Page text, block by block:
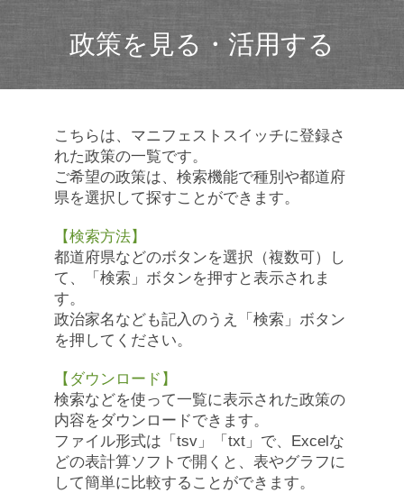
政策を見る・活用する
こちらは、マニフェストスイッチに登録さ
れた政策の一覧です。
ご希望の政策は、検索機能で種別や都道府
県を選択して探すことができます。
【検索方法】
都道府県などのボタンを選択（複数可）し
て、「検索」ボタンを押すと表示されま
す。
政治家名なども記入のうえ「検索」ボタン
を押してください。
【ダウンロード】
検索などを使って一覧に表示された政策の
内容をダウンロードできます。
ファイル形式は「tsv」「txt」で、Excelな
どの表計算ソフトで開くと、表やグラフに
して簡単に比較することができます。